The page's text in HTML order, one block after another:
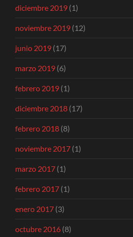
diciembre 2019 (1)
noviembre 2019 (12)
junio 2019 (17)
marzo 2019 (6)
febrero 2019 (1)
diciembre 2018 (17)
febrero 2018 (8)
noviembre 2017 (1)
marzo 2017 (1)
febrero 2017 (1)
enero 2017 (3)
octubre 2016 (8)